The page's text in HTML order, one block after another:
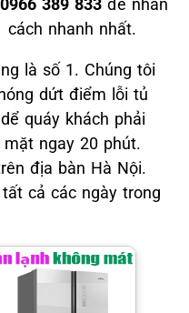
389 833 để nhân
nhanh nhất.
là số 1. Chúng tôi
dứt điểm lỗi tủ
quáy khách phải
ngay 20 phút.
địa bàn Hà Nội.
cả các ngày trong